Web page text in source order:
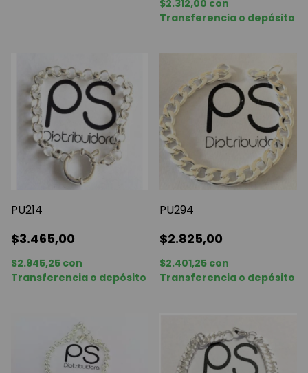
$2.312,00 con
Transferencia o depósito
PU214
$3.465,00
$2.945,25 con
Transferencia o depósito
PU294
$2.825,00
$2.401,25 con
Transferencia o depósito